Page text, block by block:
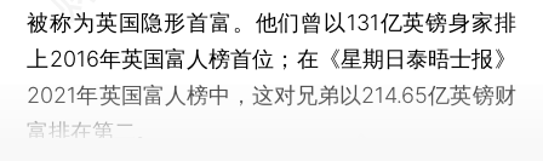
被称为英国隐形首富。他们曾以131亿英镑身家排
上2016年英国富人榜首位；在《星期日泰晤士报》
2021年英国富人榜中，这对兄弟以214.65亿英镑财
富排在第二。